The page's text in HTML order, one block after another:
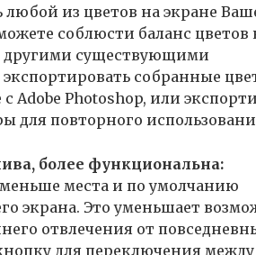
из цветов на экране
соблюсти баланс цветов
другими существующими
собранные
Adobe Photoshop, или
для повторного
более функциональна:
меньше места и по умолчанию
экрана. Это уменьшает
отвлечения от
для переключения